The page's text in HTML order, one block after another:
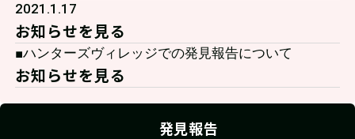
2021.1.17
お知らせを見る
■ハンターズヴィレッジでの発見報告について
お知らせを見る
発見報告